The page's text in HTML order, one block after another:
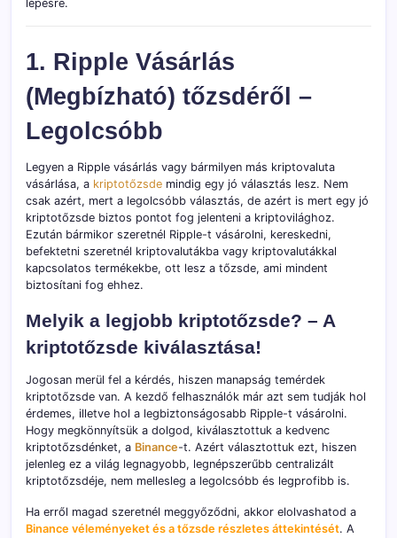
lépésre.
1. Ripple Vásárlás
(Megbízható) tőzsdéről –
Legolcsóbb
Legyen a Ripple vásárlás vagy bármilyen más kriptovaluta
vásárlása, a kriptotőzsde mindig egy jó választás lesz. Nem
csak azért, mert a legolcsóbb választás, de azért is mert egy jó
kriptotőzsde biztos pontot fog jelenteni a kriptovilághoz.
Ezután bármikor szeretnél Ripple-t vásárolni, kereskedni,
befektetni szeretnél kriptovalutákba vagy kriptovalutákkal
kapcsolatos termékekbe, ott lesz a tőzsde, ami mindent
biztosítani fog ehhez.
Melyik a legjobb kriptotőzsde? – A
kriptotőzsde kiválasztása!
Jogosan merül fel a kérdés, hiszen manapság temérdek
kriptotőzsde van. A kezdő felhasználók már azt sem tudják hol
érdemes, illetve hol a legbiztonságosabb Ripple-t vásárolni.
Hogy megkönnyítsük a dolgod, kiválasztottuk a kedvenc
kriptotőzsdénket, a Binance-t. Azért választottuk ezt, hiszen
jelenleg ez a világ legnagyobb, legnépszerűbb centralizált
kriptotőzsdéje, nem mellesleg a legolcsóbb és legprofibb is.
Ha erről magad szeretnél meggyőződni, akkor elolvashatod a
Binance véleményeket és a tőzsde részletes áttekintését. A